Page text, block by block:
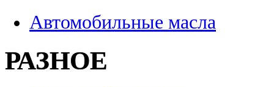
Автомобильные масла
РАЗНОЕ